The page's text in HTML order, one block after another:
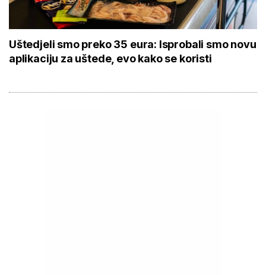
Uštedjeli smo preko 35 eura: Isprobali smo novu
aplikaciju za uštede, evo kako se koristi